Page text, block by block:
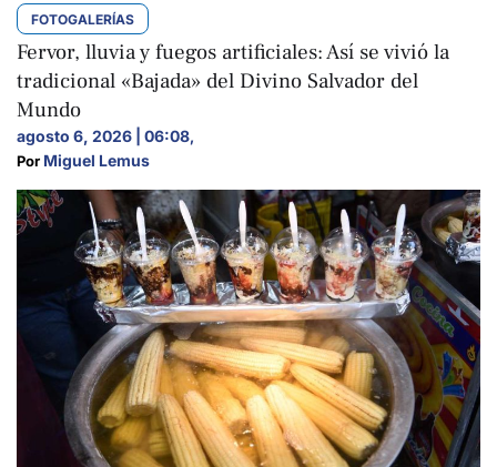
FOTOGALERÍAS
Fervor, lluvia y fuegos artificiales: Así se vivió la
tradicional «Bajada» del Divino Salvador del
Mundo
agosto 6, 2026 | 06:08,
Por Miguel Lemus